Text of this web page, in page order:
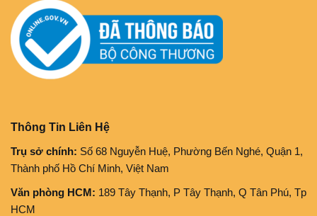
Thông Tin Liên Hệ
Trụ sở chính: Số 68 Nguyễn Huệ, Phường Bến Nghé, Quận 1,
Thành phố Hồ Chí Minh, Việt Nam
Văn phòng HCM: 189 Tây Thạnh, P Tây Thạnh, Q Tân Phú, Tp
HCM